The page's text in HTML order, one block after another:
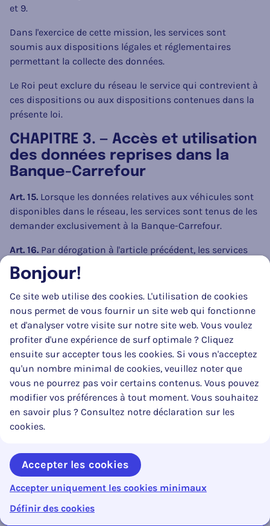
Contenu en cours :
0%
Inhoudsopgave openen
et 9.
Dans l'exercice de cette mission, les services sont
soumis aux dispositions légales et réglementaires
permettant la collecte des données.
Le Roi peut exclure du réseau le service qui contrevient à
ces dispositions ou aux dispositions contenues dans la
présente loi.
CHAPITRE 3. — Accès et utilisation
des données reprises dans la
Banque-Carrefour
Art. 15. Lorsque les données relatives aux véhicules sont
disponibles dans le réseau, les services sont tenus de les
demander exclusivement à la Banque-Carrefour.
Art. 16. Par dérogation à l'article précédent, les services
sont dispensés de transiter par la Banque-Carrefour
pour les données dont l'enregistrement leur est confié.
Art. 17.Les spécifications techniques du véhicule visées à
l'article 7, alinéa 2, 2°, sont accessibles sans autorisation
préalable.
Art. 18. § 1er L'accès aux autres données de la Banque-
Carrefour nécessite une autorisation préalable du
comité sectoriel.
Avant de donner son autorisation, le comité sectoriel
vérifie si cet accès est conforme à la présente loi, à ses
à la protection de la vie privée à l'égard des traitements
de données à caractère personnel.
Cette autorisation est accordée par le comité sectoriel :
1° aux autorités publiques belges pour les
Bonjour!
Ce site web utilise des cookies. L'utilisation de cookies
nous permet de vous fournir un site web qui fonctionne
et d'analyser votre visite sur notre site web. Vous voulez
profiter d'une expérience de surf optimale ? Cliquez
ensuite sur accepter tous les cookies. Si vous n'acceptez
qu'un nombre minimal de cookies, veuillez noter que
vous ne pourrez pas voir certains contenus. Vous pouvez
modifier vos préférences à tout moment. Vous souhaitez
en savoir plus ? Consultez notre déclaration sur les
cookies.
Accepter les cookies
Accepter uniquement les cookies minimaux
Définir des cookies